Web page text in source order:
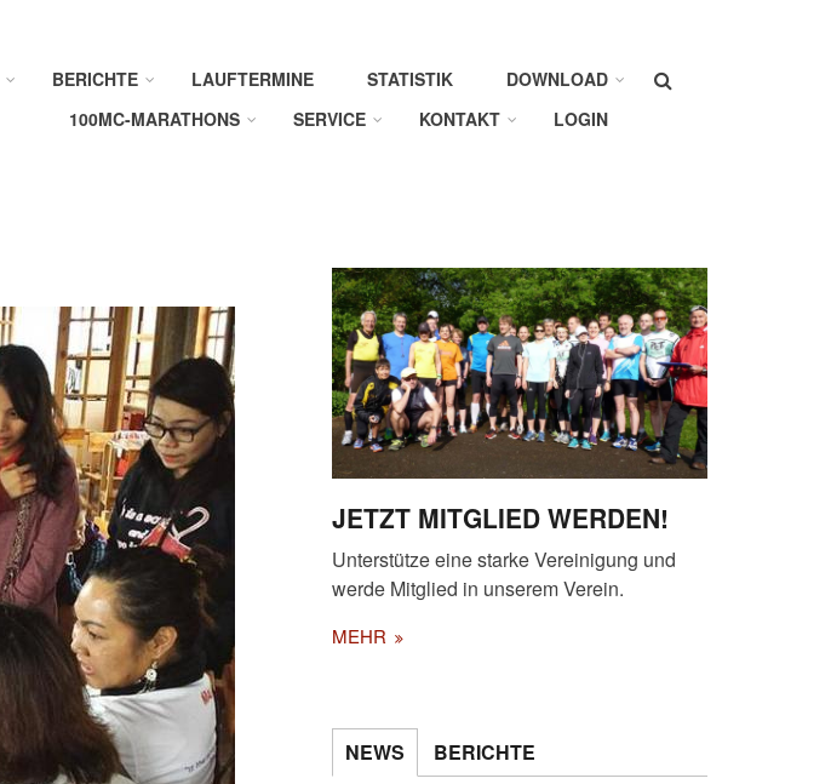
Suche
BERICHTE LAUFTERMINE STATISTIK
DOWNLOAD
100MC-MARATHONS
SERVICE KONTAKT LOGIN
JETZT MITGLIED WERDEN!
Unterstütze eine starke Vereinigung und
werde Mitglied in unserem Verein.
MEHR
NEWS BERICHTE